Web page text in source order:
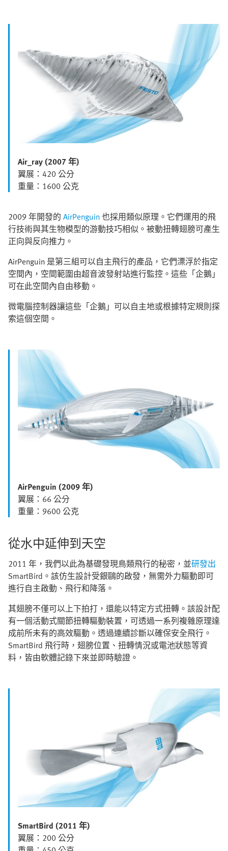
Air_ray (2007 年)
翼展：420 公分
重量：1600 公克
2009 年開發的 AirPenguin也採用類似原理。它們運用的飛
行技術與其生物模型的游動技巧相似。被動扭轉翅膀可產生
正向與反向推力。
AirPenguin 是第三組可以自主飛行的產品，它們漂浮於指定
空間內，空間範圍由超音波發射站進行監控。這些「企鵝」
可在此空間內自由移動。
微電腦控制器讓這些「企鵝」可以自主地或根據特定規則探
索這個空間。
AirPenguin (2009 年)
翼展：66 公分
重量：9600 公克
從水中延伸到天空
2011 年，我們以此為基礎發現鳥類飛行的秘密，並研發出
SmartBird。該仿生設計受銀鷗的啟發，無需外力驅動即可
進行自主啟動、飛行和降落。
其翅膀不僅可以上下拍打，還能以特定方式扭轉。該設計配
有一個活動式關節扭轉驅動裝置，可透過一系列複雜原理達
成前所未有的高效驅動。透過連續診斷以確保安全飛行。
SmartBird 飛行時，翅膀位置、扭轉情況或電池狀態等資
料，皆由軟體記錄下來並即時驗證。
SmartBird (2011 年)
翼展：200 公分